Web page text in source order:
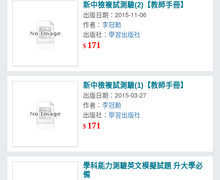
新中檢複試測驗(2)【教師手冊】
出版日期：2015-11-06
作者：李冠勳
出版社：
$ 171
新中檢複試測驗(1)【教師手冊】
出版日期：2015-03-27
作者：李冠勳
出版社：
$ 171
學科能力測驗英文模擬試題 升大學必
備